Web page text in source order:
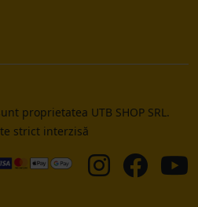
proprietatea UTB SHOP SRL.
strict interzisă